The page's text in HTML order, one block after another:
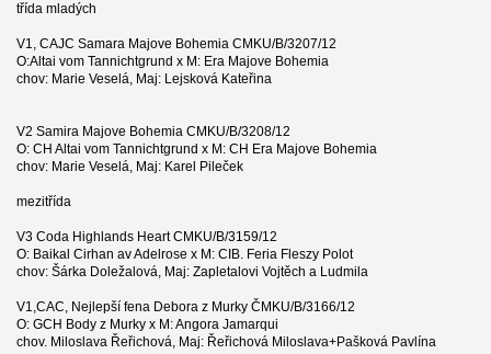
třída mladých
V1, CAJC Samara Majove Bohemia CMKU/B/3207/12
O:Altai vom Tannichtgrund x M: Era Majove Bohemia
chov: Marie Veselá, Maj: Lejsková Kateřina
V2 Samira Majove Bohemia CMKU/B/3208/12
O: CH Altai vom Tannichtgrund x M: CH Era Majove Bohemia
chov: Marie Veselá, Maj: Karel Pileček
mezitřída
V3 Coda Highlands Heart CMKU/B/3159/12
O: Baikal Cirhan av Adelrose x M: CIB. Feria Fleszy Polot
chov: Šárka Doležalová, Maj: Zapletalovi Vojtěch a Ludmila
V1,CAC, Nejlepší fena Debora z Murky ČMKU/B/3166/12
O: GCH Body z Murky x M: Angora Jamarqui
chov. Miloslava Řeřichová, Maj: Řeřichová Miloslava+Pašková Pavlína